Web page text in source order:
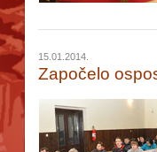
15.01.2014.
Započelo